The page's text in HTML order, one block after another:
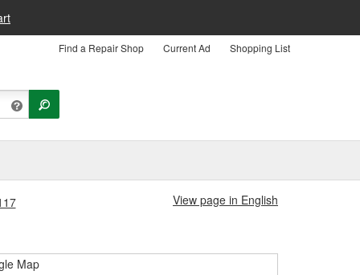
Find a Repair Shop Current Ad Shopping List
View page in English